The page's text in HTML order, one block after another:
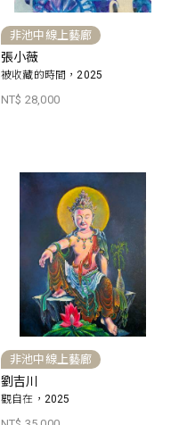
非池中線上藝廊
張小薇
被收藏的時間，2025
NT$ 28,000
非池中線上藝廊
劉吉川
觀自在，2025